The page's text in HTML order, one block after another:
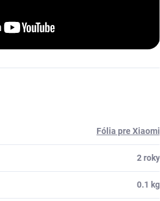
Fólia pre Xiaomi
2 roky
0.1 kg